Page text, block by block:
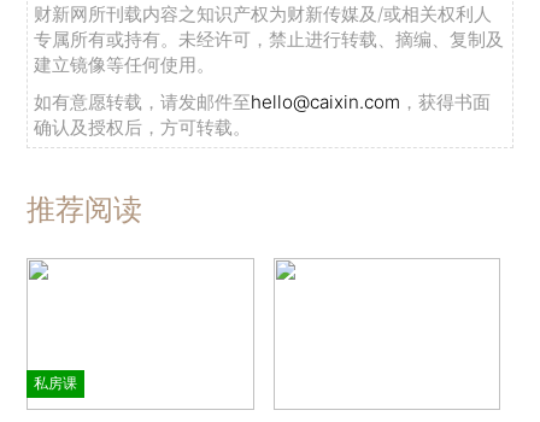
财新网所刊载内容之知识产权为财新传媒及/或相关权利人
专属所有或持有。未经许可，禁止进行转载、摘编、复制及
建立镜像等任何使用。
如有意愿转载，请发邮件至hello@caixin.com ，获得书面
确认及授权后，方可转载。
推荐阅读
私房课